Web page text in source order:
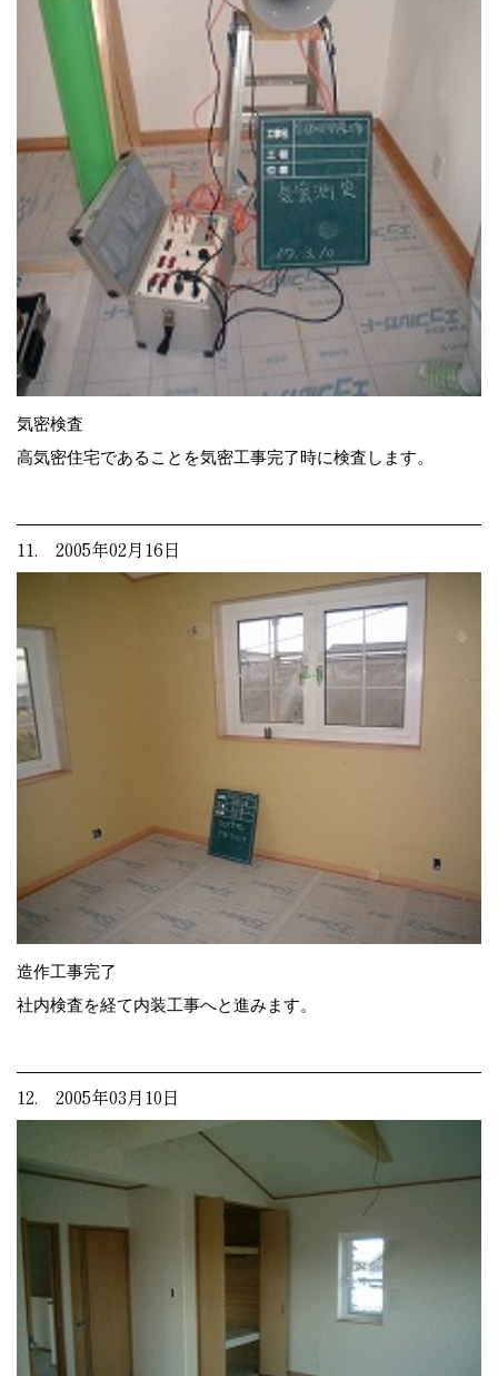
気密検査
高気密住宅であることを気密工事完了時に検査します。
11. 2005年02月16日
造作工事完了
社内検査を経て内装工事へと進みます。
12. 2005年03月10日